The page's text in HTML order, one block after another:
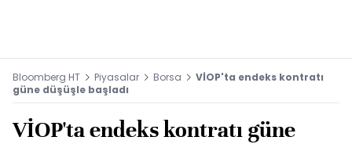
Bloomberg HT Piyasalar Borsa
VİOP'ta endeks kontratı
güne düşüşle başladı
VİOP'ta endeks kontratı güne